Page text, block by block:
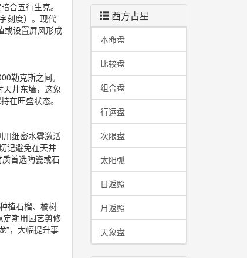
合五行生克。
刻度）。现代
或设置屏风形成
勒克斯之间。
井东墙，这象
在旺盛状态。
用细密水雾激活
记避免在天井
首选陶瓷或石
植石榴、橘树
定期用园艺剪修
”，大幅提升事
西方占星
本命盘
比较盘
组合盘
行运盘
次限盘
太阳弧
日返照
月返照
天象盘